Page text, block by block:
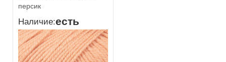
персик
Наличие:есть